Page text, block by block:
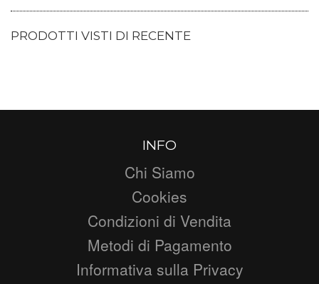
PRODOTTI VISTI DI RECENTE
INFO
Chi Siamo
Cookies
Condizioni di Vendita
Metodi di Pagamento
Informativa sulla Privacy